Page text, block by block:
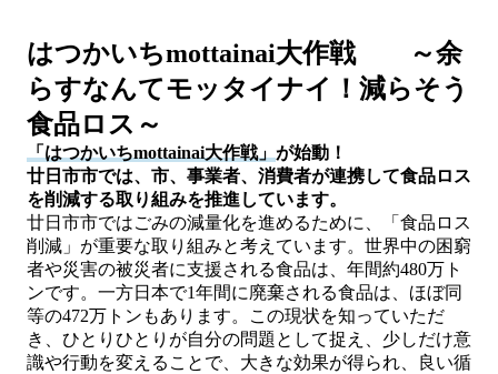
はつかいちmottainai大作戦 ～余
らすなんてモッタイナイ！減らそう
食品ロス～
「はつかいちmottainai大作戦」 が始動！
廿日市市では、市、事業者、消費者が連携して食品ロス
を削減する取り組みを推進しています。
廿日市市ではごみの減量化を進めるために、「食品ロス
削減」が重要な取り組みと考えています。世界中の困窮
者や災害の被災者に支援される食品は、年間約480万ト
ンです。一方日本で1年間に廃棄される食品は、ほぼ同
等の472万トンもあります。この現状を知っていただ
き、ひとりひとりが自分の問題として捉え、少しだけ意
識や行動を変えることで、大きな効果が得られ、良い循